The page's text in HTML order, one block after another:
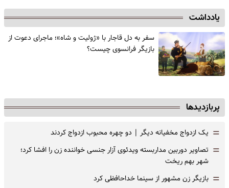
یادداشت
سفر به دل قاجار با «ژولیت و شاه»؛ ماجرای دعوت از
‌بازیگر فرانسوی چیست؟
پربازدیدها
= یک ازدواج مخفیانه دیگر | دو چهره محبوب ازدواج کردند
= تصاویر دوربین مداربسته ویدئوی آزار جنسی خواننده زن را افشا کرد؛
شهر بهم ریخت
= بازیگر زن مشهور از سینما خداحافظی کرد